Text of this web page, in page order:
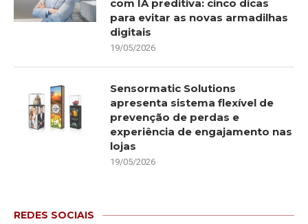
com IA preditiva: cinco dicas
para evitar as novas armadilhas
digitais
19/05/2026
Sensormatic Solutions
apresenta sistema flexível de
prevenção de perdas e
experiência de engajamento nas
lojas
19/05/2026
REDES SOCIAIS